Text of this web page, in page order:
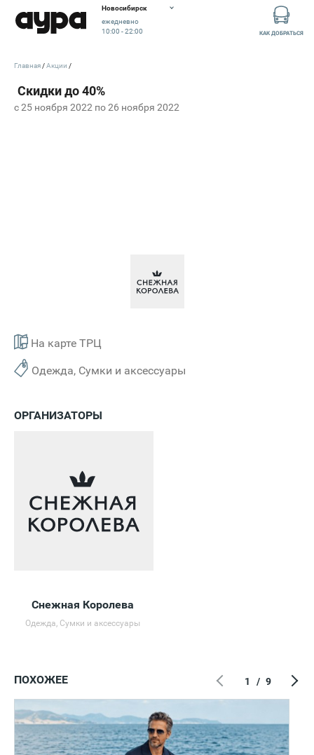
Новосибирск
ежедневно
10:00 - 22:00
КАК ДОБРАТЬСЯ
c 25 ноября 2022 по 26 ноября 2022
На карте ТРЦ
Одежда, Сумки и аксессуары
Главная Акции
ОРГАНИЗАТОРЫ
Снежная Королева
Одежда, Сумки и аксессуары
ПОХОЖЕЕ 1 / 9